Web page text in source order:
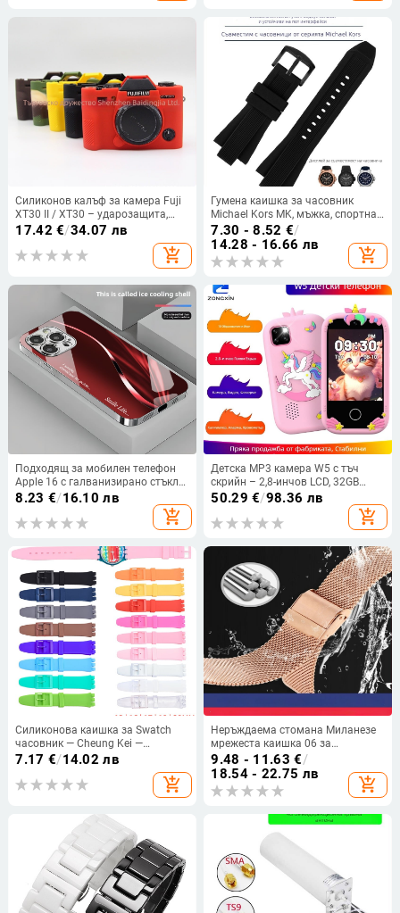
Силиконов калъф за камера Fuji
XT30 II / XT30 – ударозащита,
износоустойчив, преносим
17.42 €/34.07 лв
add_shopping_cart
Гумена каишка за часовник
Michael Kors MK, мъжка, спортна
каишка за часовник
7.30 - 8.52 €/
14.28 - 16.66 лв
add_shopping_cart
Подходящ за мобилен телефон
Apple 16 с галванизирано стъкло
и ослепителна течаща светлина,
семпъл iPhone 17 Pro, модерен и
лек луксозен 14 Plus.
8.23 €/16.10 лв
add_shopping_cart
Детска MP3 камера W5 с тъч
скрийн – 2,8-инчов LCD, 32GB
памет, запис на видео и снимки,
50.29 €/98.36 лв
add_shopping_cart
Силиконова каишка за Swatch
часовник — Cheung Kei —
Произход: Shenzhen — Година/
Сезон: Зима 2023 — Материал
каишки: силикон — Стил: дама,
мультяшен, сладък, кокетен,
7.17 €/14.02 лв
add_shopping_cart
Неръждаема стомана Миланезе
мрежеста каишка 06 за
DW/Apple/Samsung часовник с
двойна катарама GT2
9.48 - 11.63 €/
18.54 - 22.75 лв
add_shopping_cart